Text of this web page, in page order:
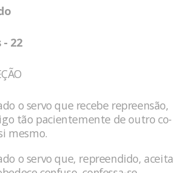
22
o servo que recebe repreensão,
tão pacientemente de outro co-
mesmo.
o servo que, repreendido, aceita